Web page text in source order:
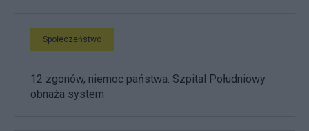
Społeczeństwo
12 zgonów, niemoc państwa. Szpital Południowy
obnaża system